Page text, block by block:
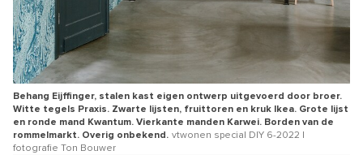
Behang Eijffinger, stalen kast eigen ontwerp uitgevoerd door broer.
Witte tegels Praxis. Zwarte lijsten, fruittoren en kruk Ikea. Grote lijst
en ronde mand Kwantum. Vierkante manden Karwei. Borden van de
rommelmarkt. Overig onbekend. vtwonen special DIY 6-2022 |
fotografie Ton Bouwer